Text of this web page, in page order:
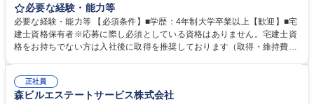
貸運営、売却、仲介・活用提案等を行う営業部門において事務業務を担当
いただきます。 【詳細】・契約書管理、契約書製本、捺印対応、ファイリ
ング、登記簿取得、調書取得・支払業務（各種費用支払、支払管理、請
求・支払データ登録、取引先マスター申請対応）・予算作成及び予実管
の他に担当頂く業務が発生する場合があります。 募集職種 【営業事務】
業務職/三井物産グループ/平均残業時間10H/完全週休2日
必要な経験・能力等
必要な経験・能力等 【必須条件】■学歴：4年制大学卒業以上【歓迎】■宅
建士資格保有者※応募に際し必須としている資格はありません。宅建士資
格をお持ちでない方は入社後に取得を推奨しております（取得・維持費用
ション力がある方。 ・チャレンジを厭わず、粘り強く業務に取り組める
方。多様な関係者と謙虚に信頼関係を構築でき、期限を意識したスケジュ
正社員
森ビルエステートサービス株式会社